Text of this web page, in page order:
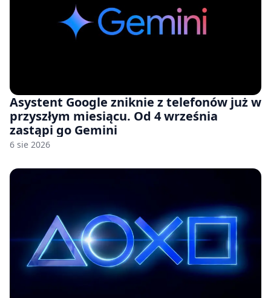
Asystent Google zniknie z telefonów już w
przyszłym miesiącu. Od 4 września
zastąpi go Gemini
6 sie 2026